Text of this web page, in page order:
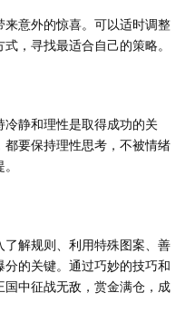
意外的惊喜。可以适时调整
，寻找最适合自己的策略。
静和理性是取得成功的关
要保持理性思考，不被情绪
解规则、利用特殊图案、善
的关键。通过巧妙的技巧和
中征战无敌，赏金满仓，成